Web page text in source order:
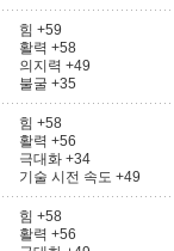
힘 +59
활력 +58
의지력 +49
불굴 +35
힘 +58
활력 +56
극대화 +34
기술 시전 속도 +49
힘 +58
활력 +56